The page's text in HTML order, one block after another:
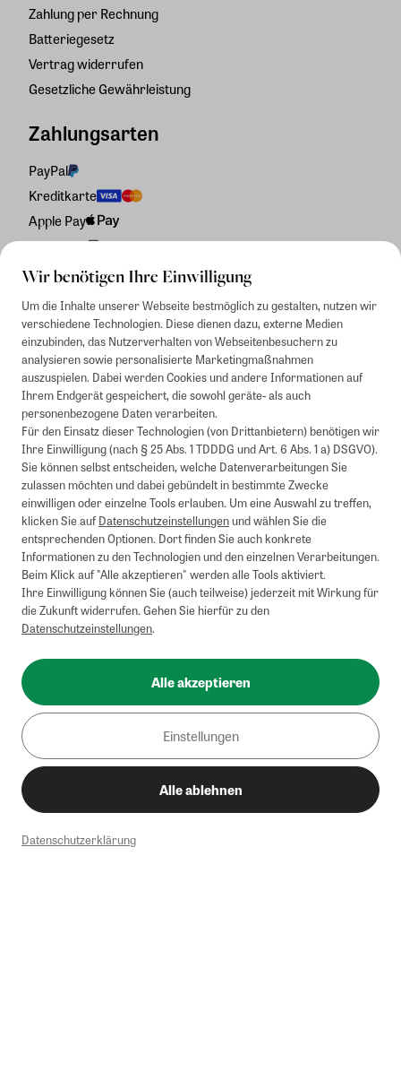
Wir benötigen Ihre Einwilligung
Um die Inhalte unserer Webseite bestmöglich zu gestalten, nutzen wir
verschiedene Technologien. Diese dienen dazu, externe Medien
einzubinden, das Nutzerverhalten von Webseitenbesuchern zu
analysieren sowie personalisierte Marketingmaßnahmen
auszuspielen. Dabei werden Cookies und andere Informationen auf
Ihrem Endgerät gespeichert, die sowohl geräte- als auch
personenbezogene Daten verarbeiten.
Für den Einsatz dieser Technologien (von Drittanbietern) benötigen wir
Ihre Einwilligung (nach § 25 Abs. 1 TDDDG und Art. 6 Abs. 1 a) DSGVO).
Sie können selbst entscheiden, welche Datenverarbeitungen Sie
zulassen möchten und dabei gebündelt in bestimmte Zwecke
einwilligen oder einzelne Tools erlauben. Um eine Auswahl zu treffen,
klicken Sie aufDatenschutzeinstellungenund wählen Sie die
entsprechenden Optionen. Dort finden Sie auch konkrete
Informationen zu den Technologien und den einzelnen Verarbeitungen.
Beim Klick auf "Alle akzeptieren" werden alle Tools aktiviert.
Ihre Einwilligung können Sie (auch teilweise) jederzeit mit Wirkung für
die Zukunft widerrufen. Gehen Sie hierfür zu den
Datenschutzeinstellungen.
Alle akzeptieren
Einstellungen
Alle ablehnen
Datenschutzerklärung
Zahlung per Rechnung
Batteriegesetz
Vertrag widerrufen
Gesetzliche Gewährleistung
Zahlungsarten
PayPal
Kreditkarte
Apple Pay
Rechnung